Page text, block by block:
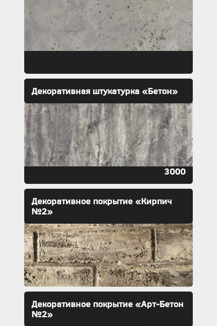
Декоративная штукатурка «Бетон»
3000
Декоративное покрытие «Кирпич
№2»
Декоративное покрытие «Арт-Бетон
№2»